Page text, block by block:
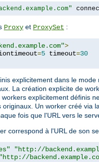
Proxy et ProxySet :
>
=5 timeout=30
explicitement dans le
La création explicite de
workers explicitement définis
Un worker créé via
fois que l'URL vers le
correspond à l'URL de son
"http://
"http://